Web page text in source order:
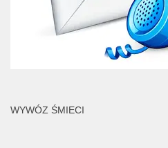
WYWÓZ ŚMIECI